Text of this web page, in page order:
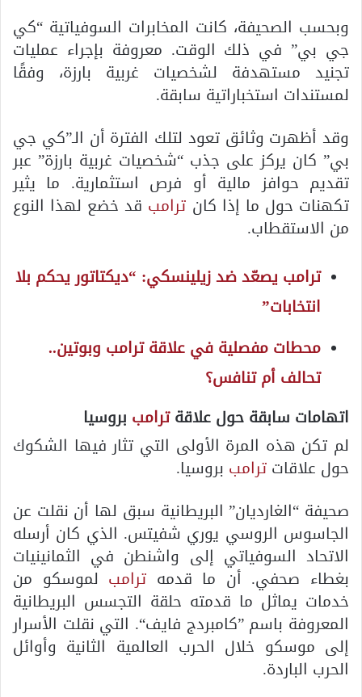
وبحسب الصحيفة، كانت المخابرات السوفياتية “كي
جي بي” في ذلك الوقت. معروفة بإجراء عمليات
تجنيد مستهدفة لشخصيات غربية بارزة، وفقًا
لمستندات استخباراتية سابقة.
وقد أظهرت وثائق تعود لتلك الفترة أن الـ”كي جي
بي” كان يركز على جذب “شخصيات غربية بارزة” عبر
تقديم حوافز مالية أو فرص استثمارية. ما يثير
تكهنات حول ما إذا كان ترامب قد خضع لهذا النوع
من الاستقطاب.
ترامب يصعّد ضد زيلينسكي: “ديكتاتور يحكم بلا
انتخابات”
محطات مفصلية في علاقة ترامب وبوتين..
تحالف أم تنافس؟
اتهامات سابقة حول علاقةترامب بروسيا
لم تكن هذه المرة الأولى التي تثار فيها الشكوك
حول علاقات ترامب بروسيا.
صحيفة “الغارديان” البريطانية سبق لها أن نقلت عن
الجاسوس الروسي يوري شفيتس. الذي كان أرسله
الاتحاد السوفياتي إلى واشنطن في الثمانينيات
بغطاء صحفي. أن ما قدمه ترامب لموسكو من
خدمات يماثل ما قدمته حلقة التجسس البريطانية
المعروفة باسم ”كامبردج فايف“. التي نقلت الأسرار
إلى موسكو خلال الحرب العالمية الثانية وأوائل
الحرب الباردة.